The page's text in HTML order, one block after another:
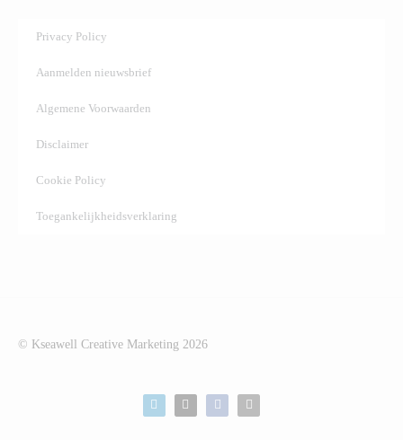
Privacy Policy
Aanmelden nieuwsbrief
Algemene Voorwaarden
Disclaimer
Cookie Policy
Toegankelijkheidsverklaring
© Kseawell Creative Marketing 2026